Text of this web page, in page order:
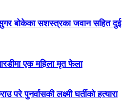
सुगर बोकेका सशस्त्रका जवान सहित दुई
एक महिला मृत फेला
परे पुनर्वासकी लक्ष्मी घर्तीको हत्यारा